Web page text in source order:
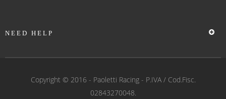
NEED HELP
Copyright © 2016 - Paoletti Racing- P.IVA / Cod.Fisc.
02843270048.